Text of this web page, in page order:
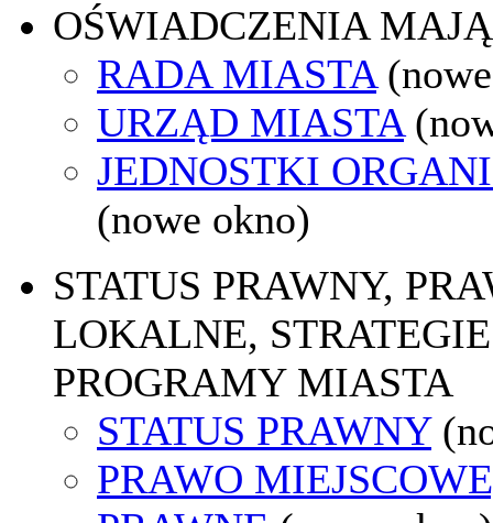
OŚWIADCZENIA
RADA MIASTA
URZĄD MIASTA
JEDNOSTKI
(nowe okno)
STATUS PRAWNY,
LOKALNE,
PROGRAMY MIASTA
STATUS PRAWNY
PRAWO